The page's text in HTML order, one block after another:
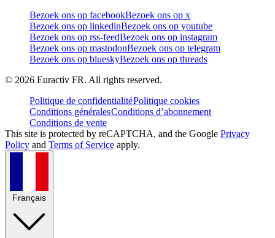
Bezoek ons op facebookBezoek ons op x
Bezoek ons op linkedinBezoek ons op youtube
Bezoek ons op rss-feedBezoek ons op instagram
Bezoek ons op mastodonBezoek ons op telegram
Bezoek ons op blueskyBezoek ons op threads
© 2026 Euractiv FR. All rights reserved.
Politique de confidentialitéPolitique cookies
Conditions généralesConditions d’abonnement
Conditions de vente
This site is protected by reCAPTCHA, and the Google Privacy
Policy and Terms of Service apply.
Français